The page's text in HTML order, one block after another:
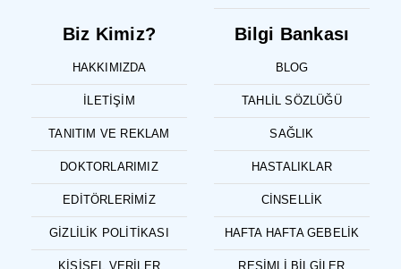
Biz Kimiz?
HAKKIMIZDA
İLETIŞIM
TANITIM VE REKLAM
DOKTORLARIMIZ
EDITÖRLERIMIZ
GIZLILIK POLITIKASI
KIŞISEL VERILER
Bilgi Bankası
BLOG
TAHLIL SÖZLÜĞÜ
SAĞLIK
HASTALIKLAR
CINSELLIK
HAFTA HAFTA GEBELIK
RESIMLI BILGILER